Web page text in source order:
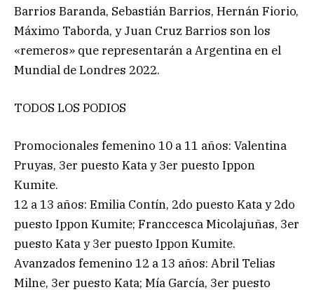
Barrios Baranda, Sebastián Barrios, Hernán Fiorio,
Máximo Taborda, y Juan Cruz Barrios son los
«remeros» que representarán a Argentina en el
Mundial de Londres 2022.
TODOS LOS PODIOS
Promocionales femenino 10 a 11 años: Valentina
Pruyas, 3er puesto Kata y 3er puesto Ippon
Kumite.
12 a 13 años: Emilia Contín, 2do puesto Kata y 2do
puesto Ippon Kumite; Franccesca Micolajuñas, 3er
puesto Kata y 3er puesto Ippon Kumite.
Avanzados femenino 12 a 13 años: Abril Telias
Milne, 3er puesto Kata; Mía García, 3er puesto